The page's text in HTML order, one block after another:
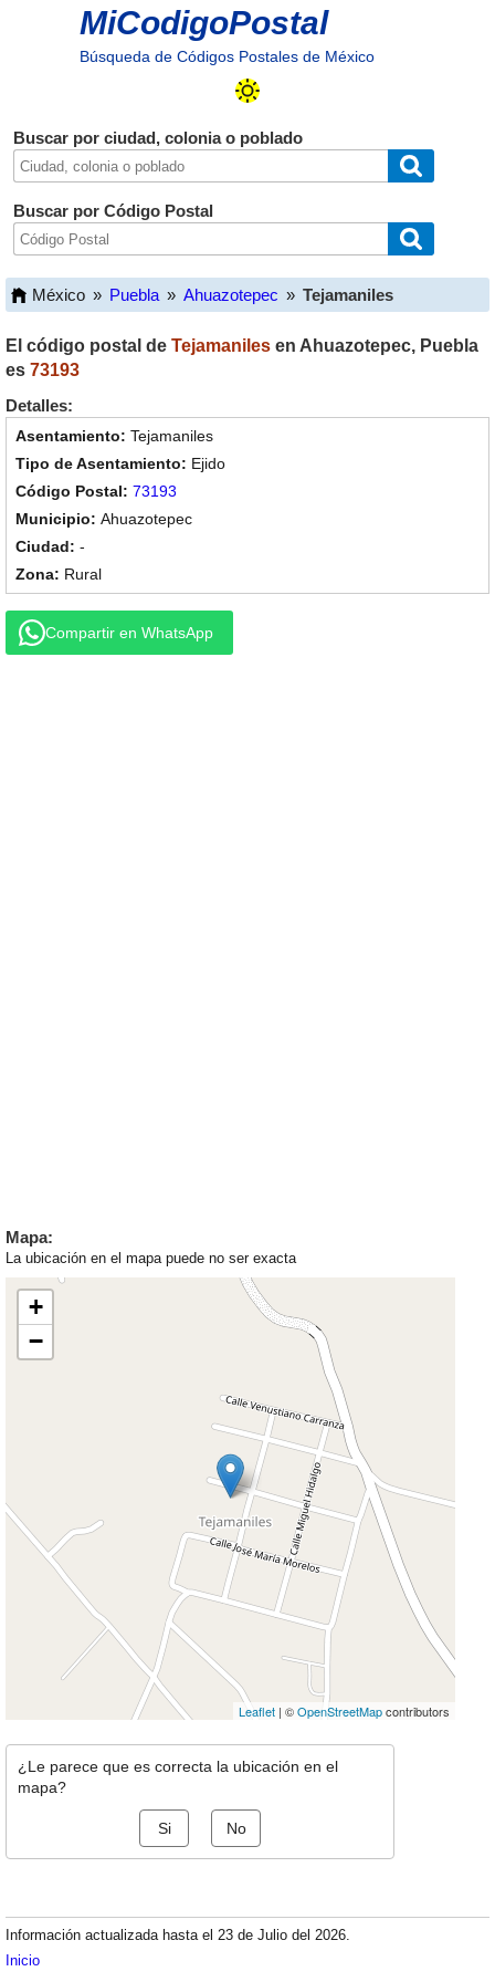
MiCodigoPostal
Búsqueda de Códigos Postales de México
Buscar por ciudad, colonia o poblado
Buscar por Código Postal
México » Puebla » Ahuazotepec » Tejamaniles
El código postal de Tejamaniles en Ahuazotepec, Puebla
es 73193
Detalles:
Tejamaniles
Ejido
73193
Ahuazotepec
-
Rural
Compartir en WhatsApp
Mapa:
La ubicación en el mapa puede no ser exacta
+
−
Leaflet | ©OpenStreetMapcontributors
¿Le parece que es correcta la ubicación en el
mapa?
Si No
Información actualizada hasta el 23 de Julio del 2026.
Inicio